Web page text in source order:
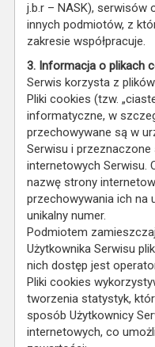
j.b.r – NASK), serwisów
innych podmiotów, z
zakresie współpracuje.
3. Informacja o plikach
Serwis korzysta z
Pliki cookies (tzw.
informatyczne, w
przechowywane są w
Serwisu i
internetowych Serwisu.
nazwę strony
przechowywania ich na
unikalny numer.
Podmiotem
Użytkownika Serwisu
nich dostęp jest
Pliki cookies
tworzenia statystyk,
sposób Użytkownicy
internetowych, co